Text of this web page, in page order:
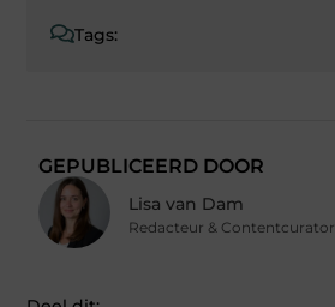
Tags:
GEPUBLICEERD DOOR
Lisa van Dam
Redacteur & Contentcurator